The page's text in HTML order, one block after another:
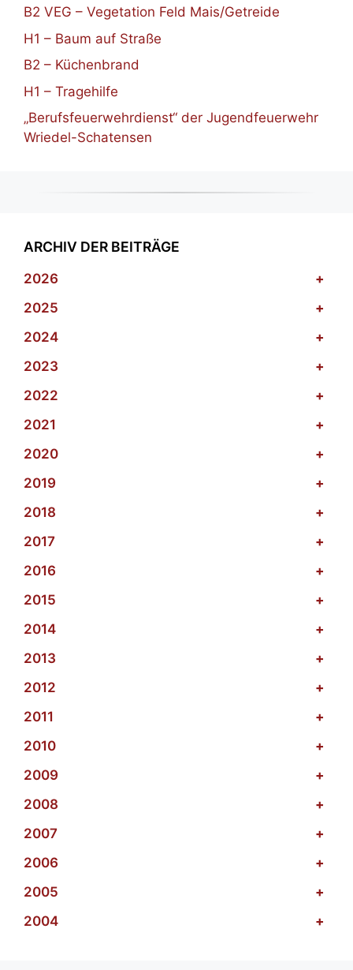
B2 VEG – Vegetation Feld Mais/Getreide
H1 – Baum auf Straße
B2 – Küchenbrand
H1 – Tragehilfe
„Berufsfeuerwehrdienst“ der Jugendfeuerwehr
Wriedel-Schatensen
ARCHIV DER BEITRÄGE
2026
+
2025
+
2024
+
2023
+
2022
+
2021
+
2020
+
2019
+
2018
+
2017
+
2016
+
2015
+
2014
+
2013
+
2012
+
2011
+
2010
+
2009
+
2008
+
2007
+
2006
+
2005
+
2004
+